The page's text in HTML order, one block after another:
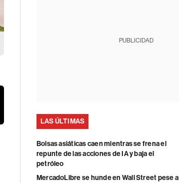
PUBLICIDAD
LAS ÚLTIMAS
Bolsas asiáticas caen mientras se frena el
repunte de las acciones de IA y baja el
petróleo
MercadoLibre se hunde en Wall Street pese a